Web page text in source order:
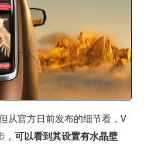
从官方日前发布的细节看，V
可以看到其设置有水晶壁